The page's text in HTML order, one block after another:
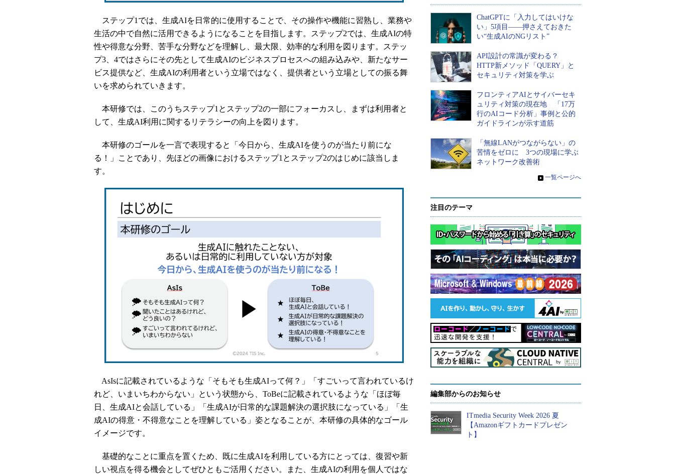
ステップ1では、生成AIを日常的に使用することで、その操作や機能に習熟し、業務や
生活の中で自然に活用できるようになることを目指します。ステップ2では、生成AIの特
性や得意な分野、苦手な分野などを理解し、最大限、効率的な利用を図ります。ステッ
プ3、4ではさらにその先として生成AIのビジネスプロセスへの組み込みや、新たなサー
ビス提供など、生成AIの利用者という立場ではなく、提供者という立場としての振る舞
いを求められていきます。
本研修では、このうちステップ1とステップ2の一部にフォーカスし、まずは利用者と
して、生成AI利用に関するリテラシーの向上を図ります。
本研修のゴールを一言で表現すると「今日から、生成AIを使うのが当たり前にな
る！」ことであり、先ほどの画像におけるステップ1とステップ2のはじめに該当しま
す。
AsIsに記載されているような「そもそも生成AIって何？」「すごいって言われているけ
れど、いまいちわからない」という状態から、ToBeに記載されているような「ほぼ毎
日、生成AIと会話している」「生成AIが日常的な課題解決の選択肢になっている」「生
成AIの得意・不得意なことを理解している」姿となることが、本研修の具体的なゴール
イメージです。
基礎的なことに重点を置くため、既に生成AIを利用している方にとっては、復習や新
しい視点を得る機会としてぜひともご活用ください。また、生成AIの利用を個人ではな
ChatGPTに「入力してはいけな
い」5項目――押さえておきた
い“生成AIのNGリスト”
API設計の常識が変わる？
HTTP新メソッド「QUERY」と
セキュリティ対策を学ぶ
フロンティアAIとサイバーセキ
ュリティ対策の現在地 「17万
行のAIコード分析」事例と公的
ガイドラインが示す道筋
「無線LANがつながらない」の
苦情をゼロに 3つの現場に学ぶ
ネットワーク改善術
» 一覧ページへ
注目のテーマ
編集部からのお知らせ
ITmedia Security Week 2026 夏
【Amazonギフトカードプレゼン
ト】